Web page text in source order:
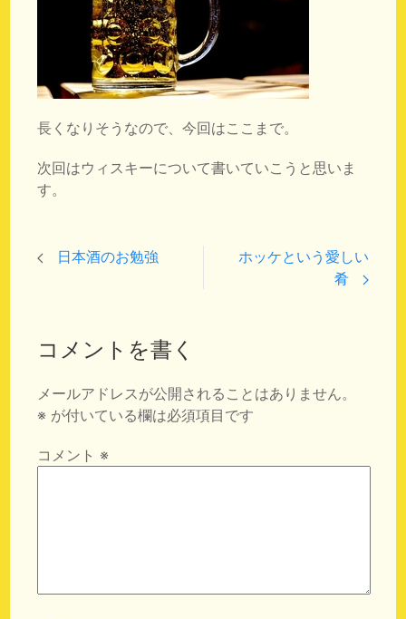
長くなりそうなので、今回はここまで。
次回はウィスキーについて書いていこうと思いま
す。
日本酒のお勉強
ホッケという愛しい
肴
コメントを書く
メールアドレスが公開されることはありません。
※ が付いている欄は必須項目です
コメント ※